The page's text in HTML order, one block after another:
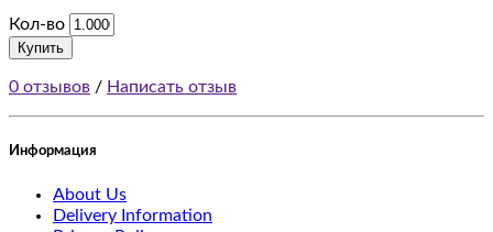
Web
Tablets
Кол-во
Купить
0 отзывов / Написать отзыв
Информация
About Us
Delivery Information